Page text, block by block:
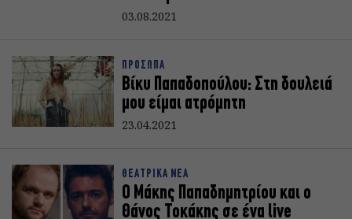
03.08.2021
ΠΡΟΣΩΠΑ
Βίκυ Παπαδοπούλου: Στη δουλειά
μου είμαι ατρόμητη
23.04.2021
ΘΕΑΤΡΙΚΑ ΝΕΑ
Ο Μάκης Παπαδημητρίου και ο
Θάνος Τοκάκης σε ένα live